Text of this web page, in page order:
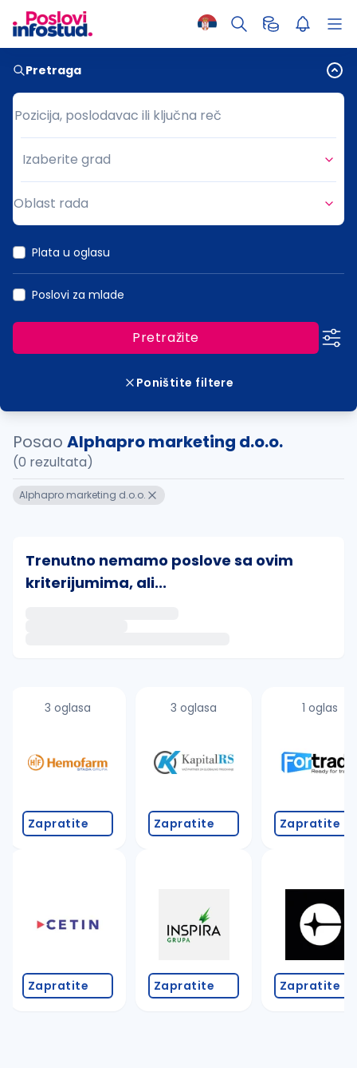
Pretraga
Pozicija, poslodavac ili ključna reč
Pozicija, poslodavac ili ključna reč
Grad
Izaberite grad
Oblast rada
Plata u oglasu
Poslovi za mlade
Pretražite
Poništite filtere
Posao Alphapro marketing d.o.o.
(0 rezultata)
Alphapro marketing d.o.o.
Trenutno nemamo poslove sa ovim
kriterijumima, ali...
proverite pravopisne greške (koristite č, ć, š, đ,
promenite odabrane filtere pretrage
3 oglasa
Zapratite
Zapratite
3 oglasa
Zapratite
Zapratite
1 oglas
Zapratite
Zapratite